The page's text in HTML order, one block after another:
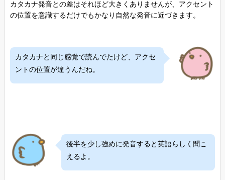
カタカナ発音との差はそれほど大きくありませんが、アクセント
の位置を意識するだけでもかなり自然な発音に近づきます。
カタカナと同じ感覚で読んでたけど、アクセ
ントの位置が違うんだね。
後半を少し強めに発音すると英語らしく聞こ
えるよ。